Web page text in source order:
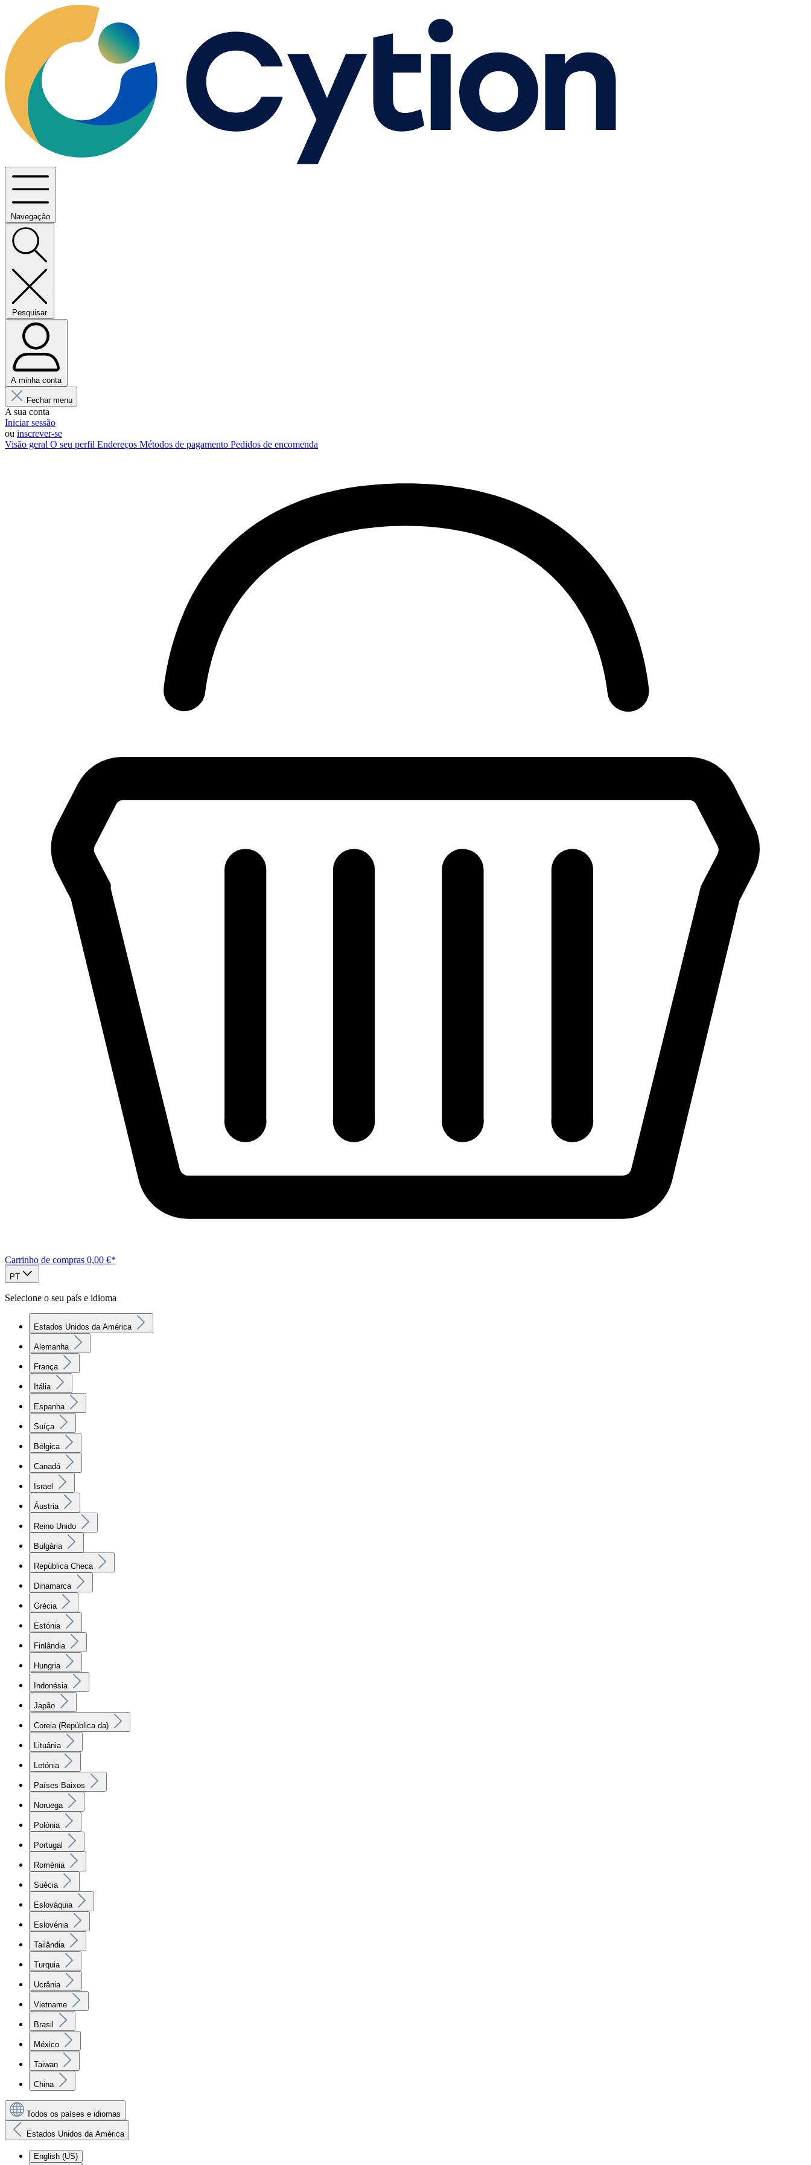
Navegação
Pesquisar
A minha conta
Fechar menu
A sua conta
Iniciar sessão
ou inscrever-se
Visão geral O seu perfil Endereços Métodos de pagamento Pedidos de encomenda
Carrinho de compras 0,00 €*
PT
Selecione o seu país e idioma
Estados Unidos da América
Alemanha
França
Itália
Espanha
Suíça
Bélgica
Canadá
Israel
Áustria
Reino Unido
Bulgária
República Checa
Dinamarca
Grécia
Estónia
Finlândia
Hungria
Indonésia
Japão
Coreia (República da)
Lituânia
Letónia
Países Baixos
Noruega
Polónia
Portugal
Roménia
Suécia
Eslováquia
Eslovénia
Tailândia
Turquia
Ucrânia
Vietname
Brasil
México
Taiwan
China
Todos os países e idiomas
Estados Unidos da América
English (US)